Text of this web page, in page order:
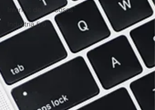
Internet de las Cosas
Industria 5.0